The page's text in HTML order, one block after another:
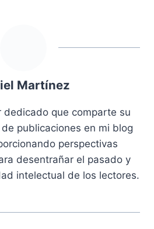
Martínez
dedicado que comparte su
publicaciones en mi blog
perspectivas
desentrañar el pasado y
intelectual de los lectores.